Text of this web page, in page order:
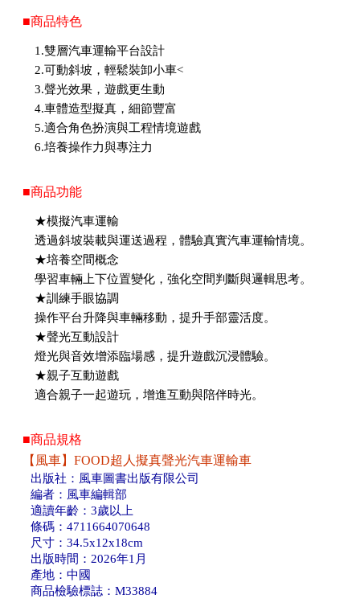
■商品特色
1.雙層汽車運輸平台設計
2.可動斜坡，輕鬆裝卸小車<
3.聲光效果，遊戲更生動
4.車體造型擬真，細節豐富
5.適合角色扮演與工程情境遊戲
6.培養操作力與專注力
■商品功能
★模擬汽車運輸
透過斜坡裝載與運送過程，體驗真實汽車運輸情境。
★培養空間概念
學習車輛上下位置變化，強化空間判斷與邏輯思考。
★訓練手眼協調
操作平台升降與車輛移動，提升手部靈活度。
★聲光互動設計
燈光與音效增添臨場感，提升遊戲沉浸體驗。
★親子互動遊戲
適合親子一起遊玩，增進互動與陪伴時光。
■商品規格
【風車】FOOD超人擬真聲光汽車運輸車
出版社：風車圖書出版有限公司
編者：風車編輯部
適讀年齡：3歲以上
條碼：4711664070648
尺寸：34.5x12x18cm
出版時間：2026年1月
產地：中國
商品檢驗標誌：M33884